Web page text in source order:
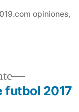
opiniones,
Entrada
siguiente:
futbol 2017